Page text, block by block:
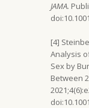
JAMA.
[4]
Analysis
Sex by
Between